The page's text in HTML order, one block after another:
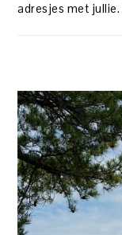
adresjes met jullie.